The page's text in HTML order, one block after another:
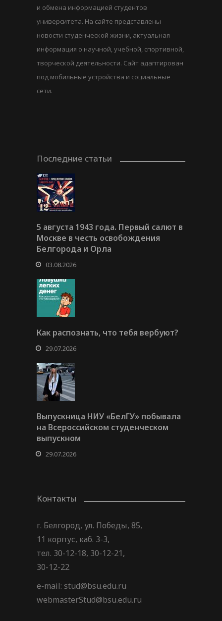
и обмена информацией студентов
университета. На сайте представлены
новости студенческой жизни, актуальная
информация о научной, учебной, спортивной,
творческой деятельности. Сайт адаптирован
под мобильные устройства и социальные
сети.
Последние статьи
5 августа 1943 года. Первый салют в
Москве в честь освобождения
Белгорода и Орла
03.08.2026
Как распознать, что тебя вербуют?
29.07.2026
Выпускница НИУ «БелГУ» побывала
на Всероссийском студенческом
выпускном
29.07.2026
Контакты
г. Белгород, ул. Победы, 85,
11 корпус, каб. 3-3,
тел. 30-12-18, 30-12-21,
30-12-22
e-mail: stud@bsu.edu.ru
webmasterStud@bsu.edu.ru